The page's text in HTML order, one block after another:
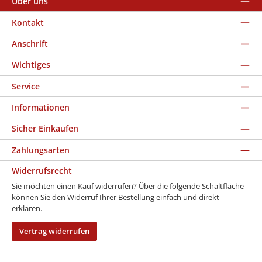
Kontakt
Anschrift
Wichtiges
Service
Informationen
Sicher Einkaufen
Zahlungsarten
Widerrufsrecht
Sie möchten einen Kauf widerrufen? Über die folgende Schaltfläche
können Sie den Widerruf Ihrer Bestellung einfach und direkt
erklären.
Vertrag widerrufen